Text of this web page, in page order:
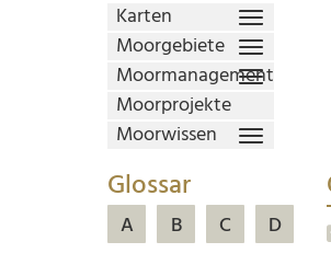
Karten
Moorgebiete
Moormanagement
Moorprojekte
Moorwissen
Glossar
A B C
D